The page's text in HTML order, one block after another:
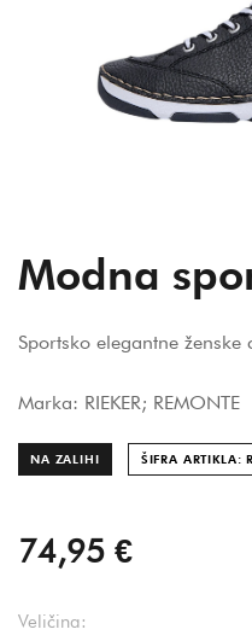
Modna
Sportsko elegantne ženske
Marka: RIEKER; REMONTE
NA ZALIHI ŠIFRA ARTIKLA:
74,95 €
Veličina: